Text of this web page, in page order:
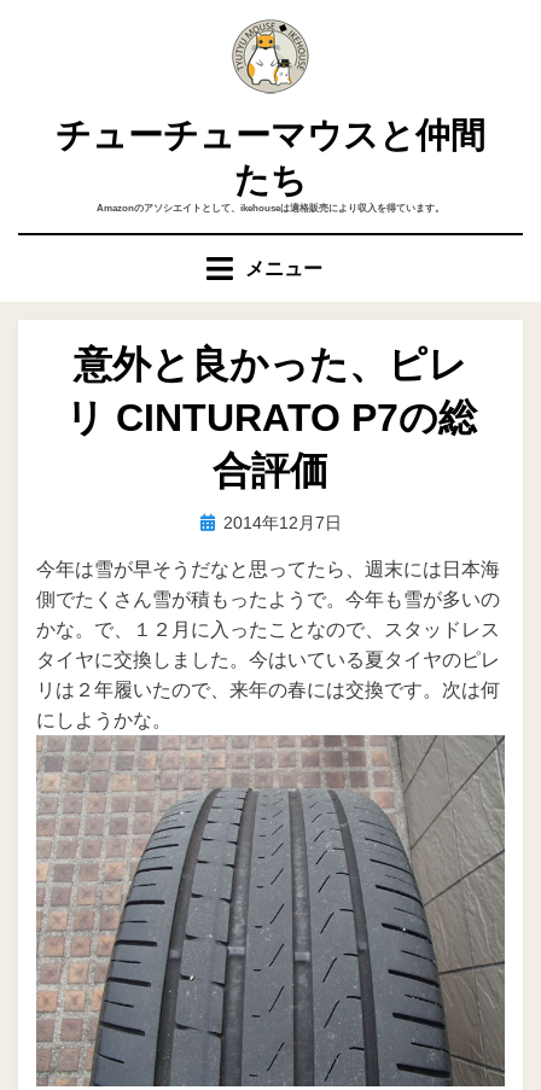
チューチューマウスと仲間
たち
Amazonのアソシエイトとして、ikehouseは適格販売により収入を得ています。
メニュー
意外と良かった、ピレ
リ CINTURATO P7の総
合評価
投稿者ike
投
日:
2014年12月7日
今年は雪が早そうだなと思ってたら、週末には日本海
側でたくさん雪が積もったようで。今年も雪が多いの
かな。で、１２月に入ったことなので、スタッドレス
タイヤに交換しました。今はいている夏タイヤのピレ
リは２年履いたので、来年の春には交換です。次は何
にしようかな。